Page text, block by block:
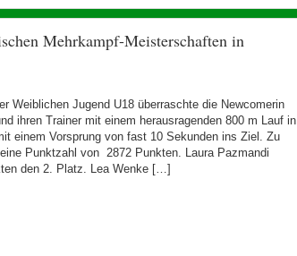
Mehrkampf-Meisterschaften in
Weiblichen Jugend U18 überraschte die Newcomerin
ihren Trainer mit einem herausragenden 800 m Lauf in
einem Vorsprung von fast 10 Sekunden ins Ziel. Zu
Punktzahl von 2872 Punkten. Laura Pazmandi
den 2. Platz. Lea Wenke […]